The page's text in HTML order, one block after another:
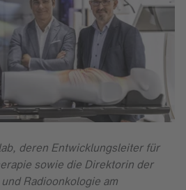
deren Entwicklungsleiter für
sowie die Direktorin der
Radioonkologie am